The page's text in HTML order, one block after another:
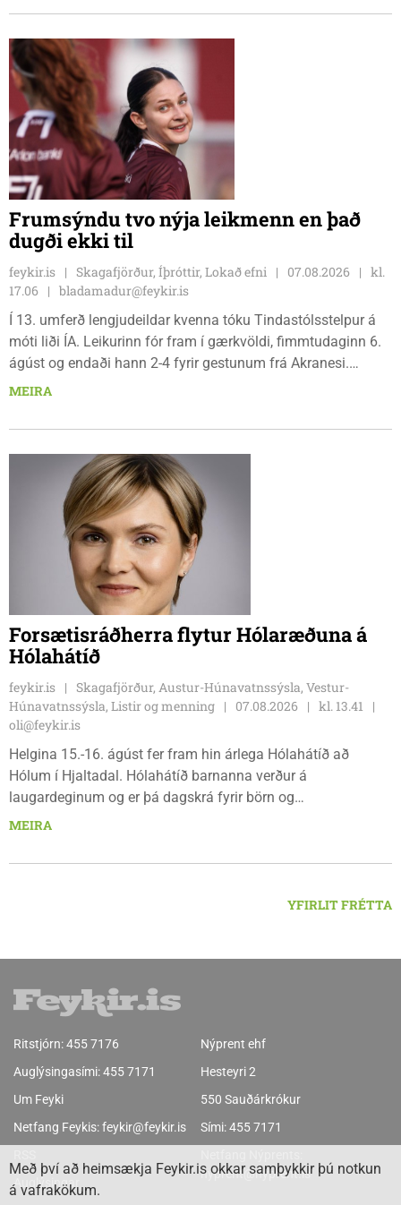
leiknum.
Frumsýndu tvo nýja leikmenn en það
dugði ekki til
feykir.is Skagafjörður, Íþróttir, Lokað efni 07.08.2026
kl.
17.06
bladamadur@feykir.is
Í 13. umferð lengjudeildar kvenna tóku Tindastólsstelpur á
móti liði ÍA. Leikurinn fór fram í gærkvöldi, fimmtudaginn 6.
ágúst og endaði hann 2-4 fyrir gestunum frá Akranesi.
Tindastólsliðið frumsýndi tvo nýja leikmenn en þær dönsku
tvíburar.
MEIRA
Forsætisráðherra flytur Hólaræðuna á
Hólahátíð
feykir.is
Skagafjörður, Austur-Húnavatnssýsla, Vestur-
Húnavatnssýsla, Listir og menning
07.08.2026
kl. 13.41
oli@feykir.is
Helgina 15.-16. ágúst fer fram hin árlega Hólahátíð að
Hólum í Hjaltadal. Hólahátíð barnanna verður á
laugardeginum og er þá dagskrá fyrir börn og
fjölskyldur.Lydía Einarsdóttir svæðisstjóri æskulýðsmála og
MEIRA
YFIRLIT FRÉTTA
Ritstjórn:455 7176
Auglýsingasími:455 7171
Um Feyki
Netfang Feykis:feykir@feykir.is
Auglýsingar
Nýprent ehf
Hesteyri 2
550 Sauðárkrókur
Sími:455 7171
nyprent@nyprent.is
Með því að heimsækja Feykir.is okkar samþykkir þú notkun
á vafrakökum.